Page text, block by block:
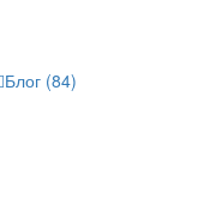
Блог (84)